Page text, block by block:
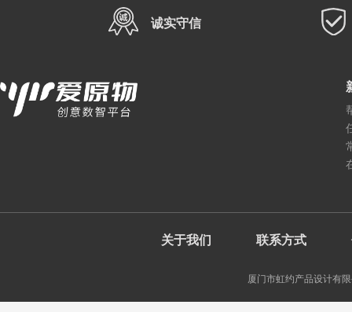
诚实守信
关于我们 联系方式
厦门市虹约产品设计有